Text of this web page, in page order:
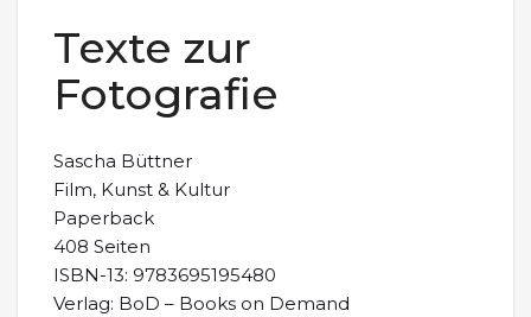
Texte zur
Fotografie
Sascha Büttner
Film, Kunst & Kultur
Paperback
408 Seiten
ISBN-13: 9783695195480
Verlag: BoD – Books on Demand